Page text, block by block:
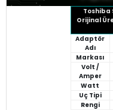
Toshiba
Orijinal
Adaptör
Adı
Markası
Volt /
Amper
Watt
Uç Tipi
Rengi